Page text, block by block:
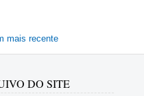
mais recente
DO SITE